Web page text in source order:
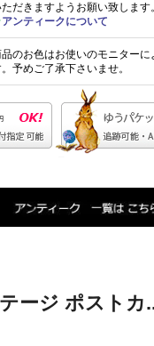
ただきますようお願い致します。
アンティークについて
のお色はお使いのモニターに
予めご了承下さいませ。
ージ ポストカ